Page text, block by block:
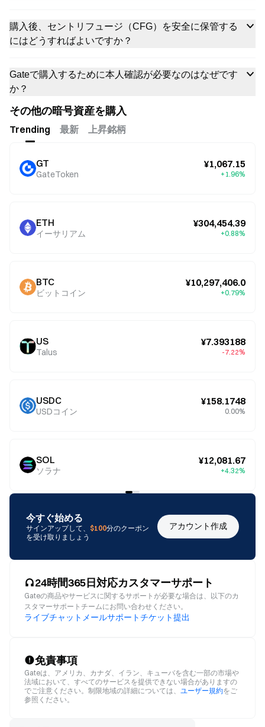
購入後、セントリフュージ（CFG）を安全に保管する
にはどうすればよいですか？
Gateで購入するために本人確認が必要なのはなぜです
か？
その他の暗号資産を購入
Trending 最新 上昇銘柄
GT
GateToken
¥1,067.15
+1.96%
ETH
イーサリアム
¥304,454.39
+0.88%
BTC
ビットコイン
¥10,297,406.0
+0.79%
US
Talus
¥7.393188
-7.22%
USDC
USDコイン
¥158.1748
0.00%
SOL
ソラナ
¥12,081.67
+4.32%
今すぐ始める
サインアップして、 $100分のクーポン
を受け取りましょう
アカウント作成
24時間365日対応カスタマーサポート
Gateの商品やサービスに関するサポートが必要な場合は、以下のカ
スタマーサポートチームにお問い合わせください。
ライブチャット メールサポートチケット提出
免責事項
Gateは、アメリカ、カナダ、イラン、キューバを含む一部の市場や
法域において、すべてのサービスを提供できない場合がありますの
でご注意ください。制限地域の詳細については、
ユーザー規約をご
参照ください。